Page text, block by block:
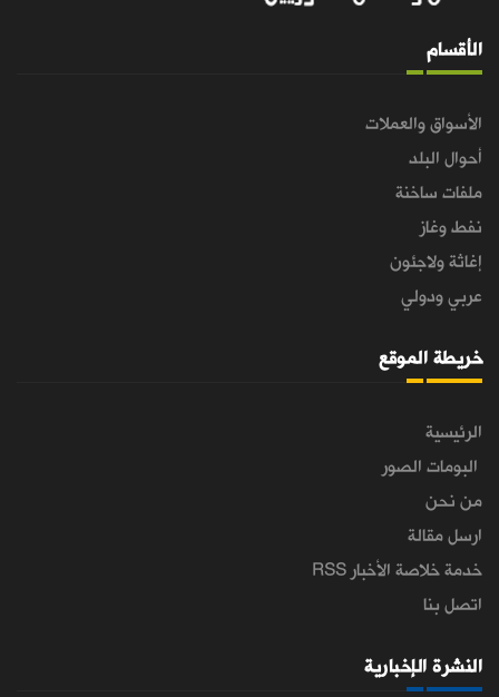
الأقسام
الأسواق والعملات
أحوال البلد
ملفات ساخنة
نفط وغاز
إغاثة ولاجئون
عربي ودولي
خريطة الموقع
الرئيسية
البومات الصور
من نحن
ارسل مقالة
خدمة خلاصة الأخبار RSS
اتصل بنا
النشرة الإخبارية